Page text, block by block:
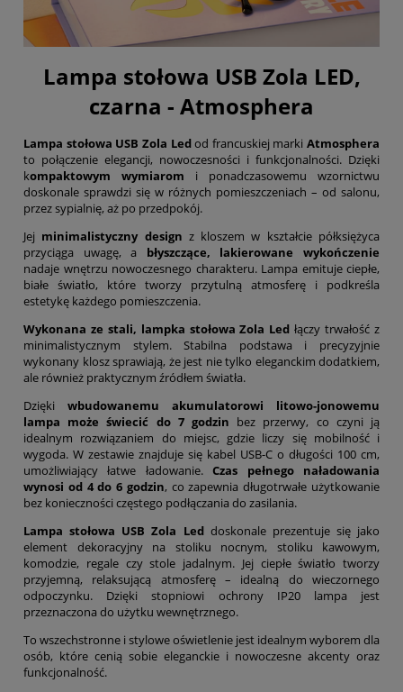
Lampa stołowa USB Zola LED,
czarna - Atmosphera
Lampa stołowa USB Zola Ledod francuskiej marki Atmosphera
to połączenie elegancji, nowoczesności i funkcjonalności. Dzięki
kompaktowym wymiarom i ponadczasowemu wzornictwu
doskonale sprawdzi się w różnych pomieszczeniach – od salonu,
przez sypialnię, aż po przedpokój.
Jej minimalistyczny design z kloszem w kształcie półksiężyca
przyciąga uwagę, a błyszczące, lakierowane wykończenie
nadaje wnętrzu nowoczesnego charakteru. Lampa emituje ciepłe,
białe światło, które tworzy przytulną atmosferę i podkreśla
estetykę każdego pomieszczenia.
Wykonana ze stali, lampka stołowa Zola Led łączy trwałość z
minimalistycznym stylem. Stabilna podstawa i precyzyjnie
wykonany klosz sprawiają, że jest nie tylko eleganckim dodatkiem,
ale również praktycznym źródłem światła.
Dzięki wbudowanemu akumulatorowi litowo-jonowemu
lampa może świecić do 7 godzin bez przerwy, co czyni ją
idealnym rozwiązaniem do miejsc, gdzie liczy się mobilność i
wygoda. W zestawie znajduje się kabel USB-C o długości 100 cm,
umożliwiający łatwe ładowanie.Czas pełnego naładowania
wynosi od 4 do 6 godzin, co zapewnia długotrwałe użytkowanie
bez konieczności częstego podłączania do zasilania.
Lampa stołowa USB Zola Leddoskonale prezentuje się jako
element dekoracyjny na stoliku nocnym, stoliku kawowym,
komodzie, regale czy stole jadalnym. Jej ciepłe światło tworzy
przyjemną, relaksującą atmosferę – idealną do wieczornego
odpoczynku. Dzięki stopniowi ochrony IP20 lampa jest
przeznaczona do użytku wewnętrznego.
To wszechstronne i stylowe oświetlenie jest idealnym wyborem dla
osób, które cenią sobie eleganckie i nowoczesne akcenty oraz
funkcjonalność.